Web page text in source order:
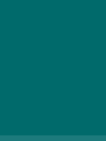
vadbe.